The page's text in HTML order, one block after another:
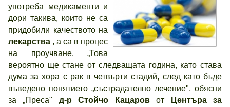
употреба медикаменти и
дори такива, които не са
придобили качеството на
лекарства , а са в процес
на проучване. „Това
вероятно ще стане от следващата година, като става
дума за хора с рак в четвърти стадий, след като бъде
въведено понятието „състрадателно лечение", обясни
за „Преса" д-р Стойчо Кацаровот
Центъра за